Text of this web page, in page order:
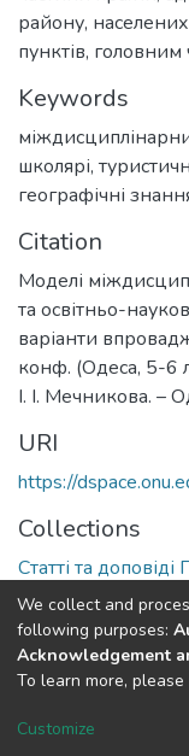
району, населених
пунктів,
Keywords
школярі,
географічні
Citation
Моделі
та освітньо-
варіанти
конф. (Одеса, 5-6
І. І. Мечникова. –
URI
https://
Collections
Статті та доповіді
Full item page
DSpace software
Cookie
We collect and
following purposes:
Acknowledgement
To learn more,
Customize